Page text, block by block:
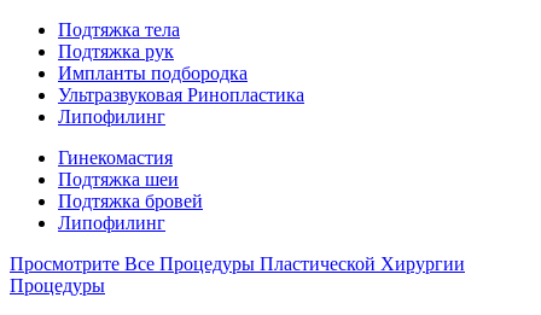
Подтяжка тела
Подтяжка рук
Импланты подбородка
Ультразвуковая Ринопластика
Липофилинг
Гинекомастия
Подтяжка шеи
Подтяжка бровей
Липофилинг
Просмотрите Все Процедуры Пластической Хирургии
Процедуры